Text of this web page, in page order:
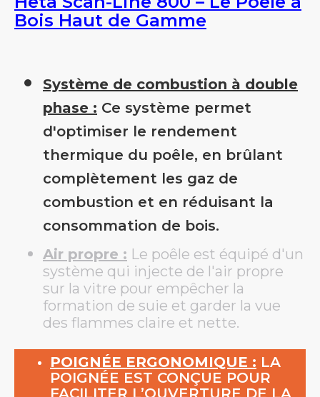
Bois Haut de Gamme
Système de combustion à double
phase : Ce système permet
d'optimiser le rendement
thermique du poêle, en brûlant
complètement les gaz de
combustion et en réduisant la
consommation de bois.
Air propre : Le poêle est équipé d'un
système qui injecte de l'air propre
sur la vitre pour empêcher la
formation de suie et garder la vue
des flammes claire et nette.
POIGNÉE ERGONOMIQUE : LA
POIGNÉE EST CONÇUE POUR
FACILITER L’OUVERTURE DE LA